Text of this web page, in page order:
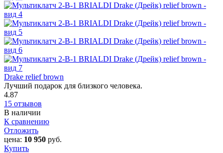
Drake relief brown
Лучший подарок для близкого человека.
4.87
15 отзывов
В наличии
К сравнению
Отложить
цена: 10 950 руб.
Купить